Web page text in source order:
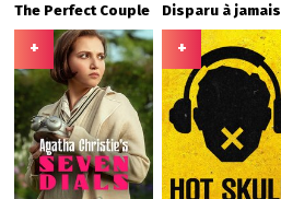
The Perfect Couple Disparu à jamais
+ +